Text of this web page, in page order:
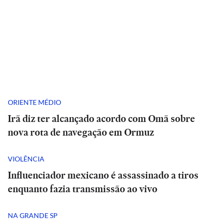
ORIENTE MÉDIO
Irã diz ter alcançado acordo com Omã sobre
nova rota de navegação em Ormuz
VIOLÊNCIA
Influenciador mexicano é assassinado a tiros
enquanto fazia transmissão ao vivo
NA GRANDE SP